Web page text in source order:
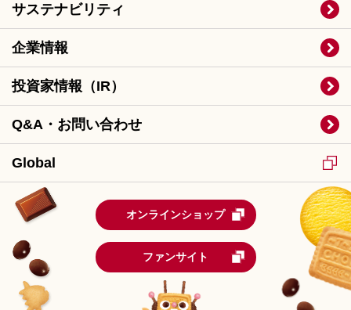
サステナビリティ
企業情報
投資家情報（IR）
Q&A・お問い合わせ
Global
オンラインショップ
ファンサイト